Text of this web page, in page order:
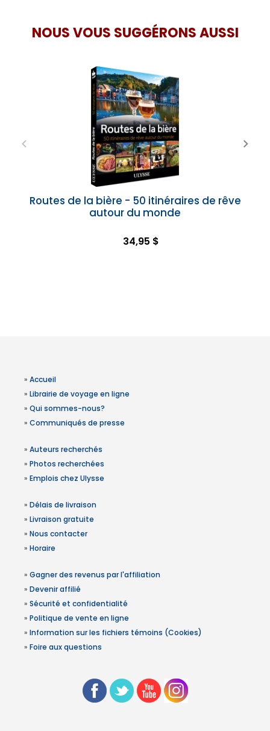
NOUS VOUS SUGGÉRONS AUSSI
Routes de la bière - 50 itinéraires de rêve
autour du monde
34,95 $
» Accueil
» Librairie de voyage en ligne
» Qui sommes-nous?
» Communiqués de presse
» Auteurs recherchés
» Photos recherchées
» Emplois chez Ulysse
» Délais de livraison
» Livraison gratuite
» Nous contacter
» Horaire
» Gagner des revenus par l'affiliation
» Devenir affilié
» Sécurité et confidentialité
» Politique de vente en ligne
» Information sur les fichiers témoins (Cookies)
» Foire aux questions